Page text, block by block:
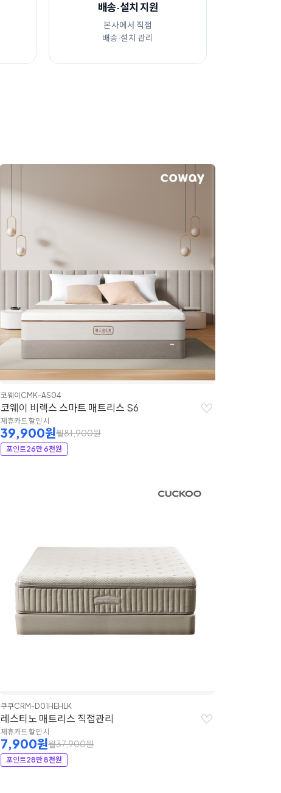
배송·설치 지원
본사에서 직접
배송·설치 관리
코웨이 CMK-AS04
코웨이 비렉스 스마트 매트리스 S6
제휴카드 할인 시
39,900원월81,900원
포인트26만 6천원
쿠쿠CRM-D01HEHLK
레스티노 매트리스 직접관리
제휴카드 할인 시
7,900원월37,900원
포인트28만 8천원